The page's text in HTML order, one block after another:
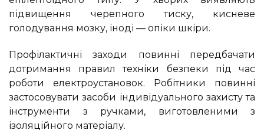
підвищення черепного тиску, кисневе
голодування мозку, іноді — опіки шкіри.
Профілактичні заходи повинні передбачати
дотримання правил техніки безпеки під час
роботи електроустановок. Робітники повинні
застосовувати засоби індивідуального захисту та
інструменти з ручками, виготовленими з
ізоляційного матеріалу.